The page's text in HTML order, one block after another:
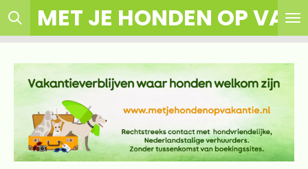
Ga
direct
naar
MET JE HONDEN OP